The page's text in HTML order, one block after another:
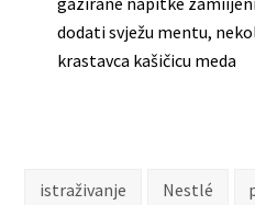
dodati svježu mentu,
krastavca kašičicu meda
istraživanje Nestlé